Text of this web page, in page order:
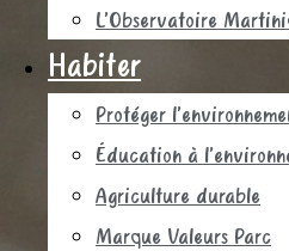
L’Observatoire
Habiter
Protéger
Éducation à
Agriculture durable
Marque Valeurs Parc